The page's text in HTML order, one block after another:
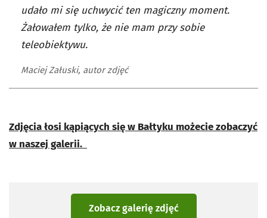
udało mi się uchwycić ten magiczny moment.
Żałowałem tylko, że nie mam przy sobie
teleobiektywu.
Maciej Załuski, autor zdjęć
Zdjęcia łosi kąpiących się w Bałtyku możecie zobaczyć
w naszej galerii.
Zobacz galerię zdjęć